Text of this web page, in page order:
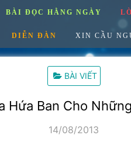
BÀI ĐỌC HẰNG NGÀY
DIỄN ĐÀN XIN CẦU
BÀI VIẾT
Hứa Ban Cho
14/08/2013